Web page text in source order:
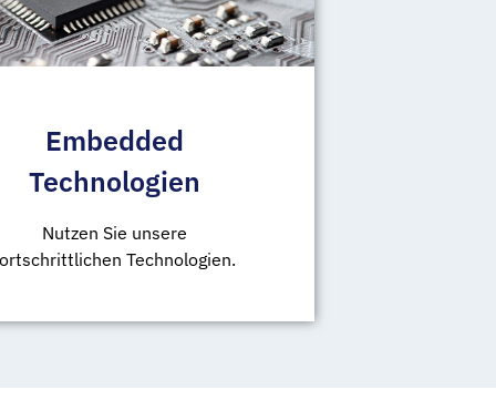
Embedded
Technologien
Nutzen Sie unsere
Technologien.